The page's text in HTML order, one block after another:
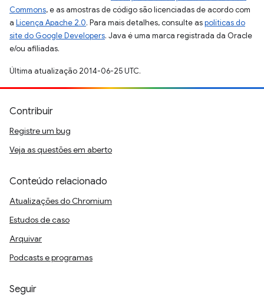
Commons, e as amostras de código são licenciadas de acordo com
a Licença Apache 2.0. Para mais detalhes, consulte aspolíticas do
site do Google Developers. Java é uma marca registrada da Oracle
e/ou afiliadas.
Última atualização 2014-06-25 UTC.
Contribuir
Registre um bug
Veja as questões em aberto
Conteúdo relacionado
Atualizações do Chromium
Estudos de caso
Arquivar
Podcasts e programas
Seguir